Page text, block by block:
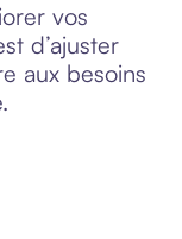
vos
d’ajuster
aux besoins